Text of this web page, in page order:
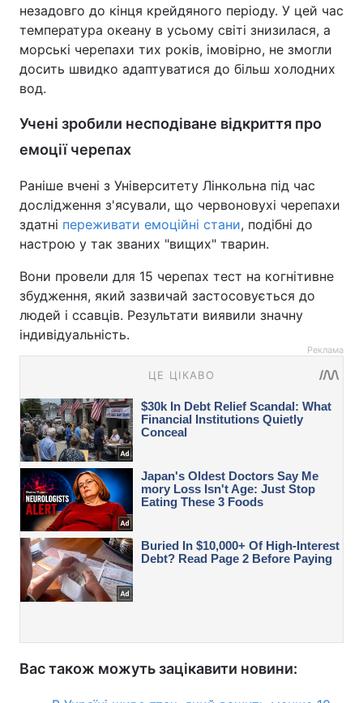
незадовго до кінця крейдяного періоду. У цей час
температура океану в усьому світі знизилася, а
морські черепахи тих років, імовірно, не змогли
досить швидко адаптуватися до більш холодних
вод.
Учені зробили несподіване відкриття про
емоції черепах
Раніше вчені з Університету Лінкольна під час
дослідження з'ясували, що червоновухі черепахи
здатні переживати емоційні стани, подібні до
настрою у так званих "вищих" тварин.
Вони провели для 15 черепах тест на когнітивне
збудження, який зазвичай застосовується до
людей і ссавців. Результати виявили значну
індивідуальність.
Реклама
Вас також можуть зацікавити новини: